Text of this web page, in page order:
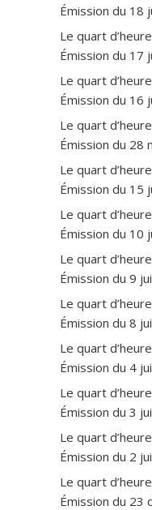
Émission du 18
Le quart
Émission du 17
Le quart
Émission du 16
Le quart
Émission du 28
Le quart
Émission du 15
Le quart
Émission du 10
Le quart
Émission du 9
Le quart
Émission du 8
Le quart
Émission du 4
Le quart
Émission du 3
Le quart
Émission du 2
Le quart
Émission du 23